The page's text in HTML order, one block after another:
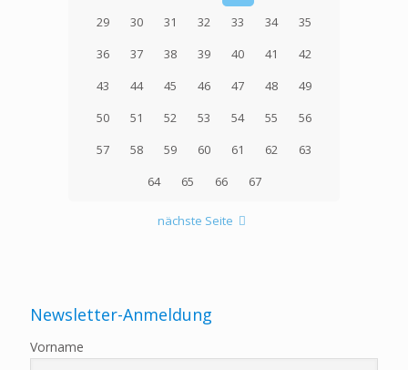
29
30 31 32 33 34
35
36
37 38 39 40 41
42
43
44 45 46 47 48
49
50
51 52 53 54 55
56
57
58 59 60 61 62
63
64
65 66 67
nächste Seite
Newsletter-Anmeldung
Vorname